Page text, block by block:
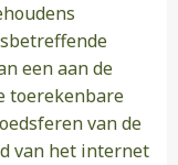
een aan de
toerekenbare
van de
van het internet